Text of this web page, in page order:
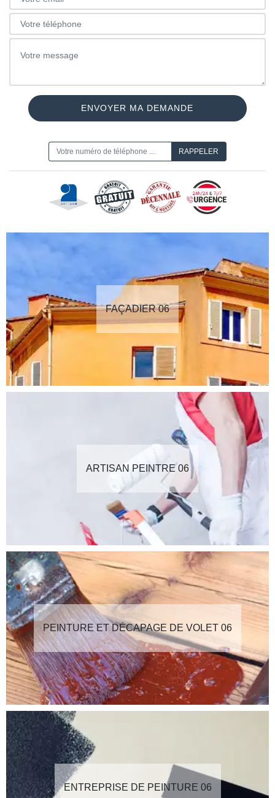
FAÇADIER 06
ARTISAN PEINTRE 06
PEINTURE ET DÉCAPAGE DE VOLET 06
ENTREPRISE DE PEINTURE 06